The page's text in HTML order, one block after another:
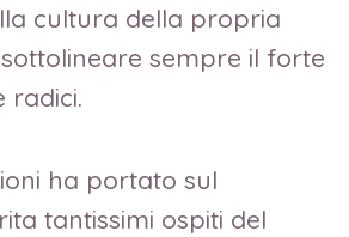
cultura della propria
sempre il forte
radici.
ha portato sul
tantissimi ospiti del